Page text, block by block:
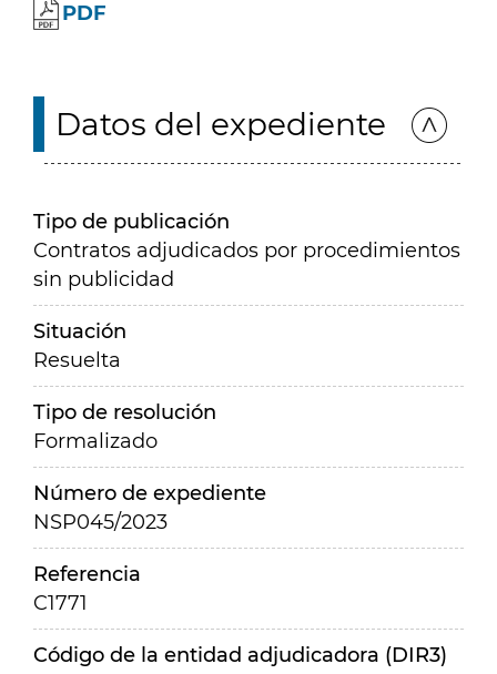
PDF
Datos del expediente
Tipo de publicación
Contratos adjudicados por procedimientos
sin publicidad
Situación
Resuelta
Tipo de resolución
Formalizado
Número de expediente
NSP045/2023
Referencia
C1771
Código de la entidad adjudicadora (DIR3)